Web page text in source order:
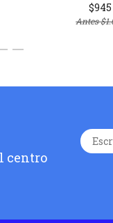
$945
Antes
centro